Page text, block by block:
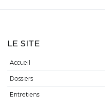
LE SITE
Accueil
Dossiers
Entretiens